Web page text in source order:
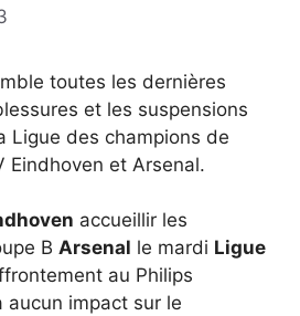
toutes les dernières
et les suspensions
Ligue des champions de
Eindhoven et Arsenal.
accueillir les
B Arsenal le mardi Ligue
au Philips
aucun impact sur le